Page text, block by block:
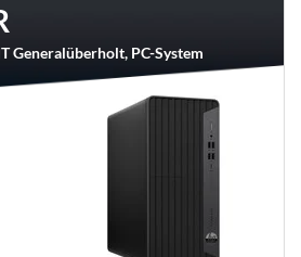
Generalüberholt, PC-System